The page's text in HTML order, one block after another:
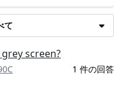
て
screen?
1 件の回答